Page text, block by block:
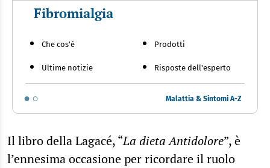
Fibromialgia
Che cos'è
Ultime notizie
Prodotti
Risposte dell'esperto
Malattia & Sintomi A-Z
Il libro della Lagacé, “La dieta Antidolore”, è
l’ennesima occasione per ricordare il ruolo